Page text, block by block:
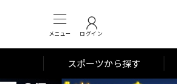
メニュー ログイン
スポーツから探す